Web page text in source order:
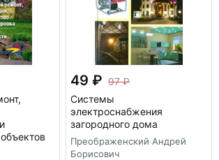
49
97
Системы
электроснабжения
загородного дома
Преображенский Андрей
Борисович